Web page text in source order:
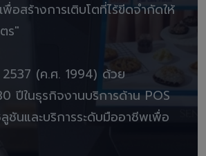
อสร้างการเติบโตที่ไร้ขีดจำกัดให้
ร"
(ค.ศ. 1994) ด้วย
ปีในธุรกิจงานบริการด้าน POS
ชันและบริการระดับมืออาชีพเพื่อ